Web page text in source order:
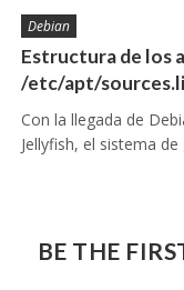
Debian
Estructura de los
/etc/apt/
Con la llegada de
Jellyfish, el sistema
BE THE